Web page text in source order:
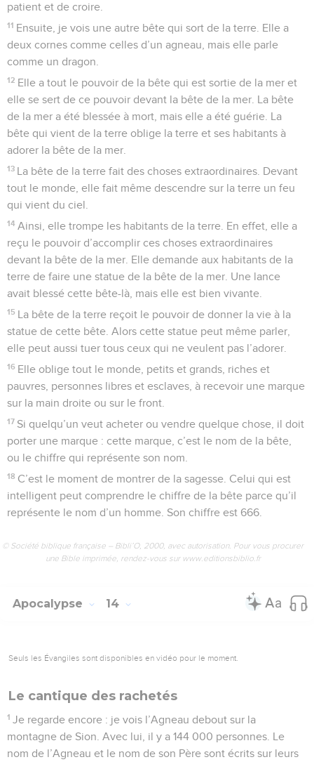
patient et de croire.
11 Ensuite, je vois une autre bête qui sort de la terre. Elle a
deux cornes comme celles d’un agneau, mais elle parle
comme un dragon.
12 Elle a tout le pouvoir de la bête qui est sortie de la mer et
elle se sert de ce pouvoir devant la bête de la mer. La bête
de la mer a été blessée à mort, mais elle a été guérie. La
bête qui vient de la terre oblige la terre et ses habitants à
adorer la bête de la mer.
13 La bête de la terre fait des choses extraordinaires. Devant
tout le monde, elle fait même descendre sur la terre un feu
qui vient du ciel.
14 Ainsi, elle trompe les habitants de la terre. En effet, elle a
reçu le pouvoir d’accomplir ces choses extraordinaires
devant la bête de la mer. Elle demande aux habitants de la
terre de faire une statue de la bête de la mer. Une lance
avait blessé cette bête-là, mais elle est bien vivante.
15 La bête de la terre reçoit le pouvoir de donner la vie à la
statue de cette bête. Alors cette statue peut même parler,
elle peut aussi tuer tous ceux qui ne veulent pas l’adorer.
16 Elle oblige tout le monde, petits et grands, riches et
pauvres, personnes libres et esclaves, à recevoir une marque
sur la main droite ou sur le front.
17 Si quelqu’un veut acheter ou vendre quelque chose, il doit
porter une marque : cette marque, c’est le nom de la bête,
ou le chiffre qui représente son nom.
18 C’est le moment de montrer de la sagesse. Celui qui est
intelligent peut comprendre le chiffre de la bête parce qu’il
représente le nom d’un homme. Son chiffre est 666.
© Société biblique française – Bibli’O, 2000, avec autorisation. Pour vous procurer
une Bible imprimée, rendez-vous sur www.editionsbiblio.fr
Apocalypse 14
Seuls les Évangiles sont disponibles en vidéo pour le moment.
Le cantique des rachetés
1 Je regarde encore : je vois l’Agneau debout sur la
montagne de Sion. Avec lui, il y a 144 000 personnes. Le
nom de l’Agneau et le nom de son Père sont écrits sur leurs